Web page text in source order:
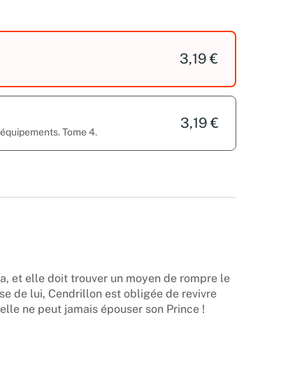
3,19 €
Tome 4.
3,19 €
et elle doit trouver un moyen de rompre le
de lui, Cendrillon est obligée de revivre
ne peut jamais épouser son Prince !